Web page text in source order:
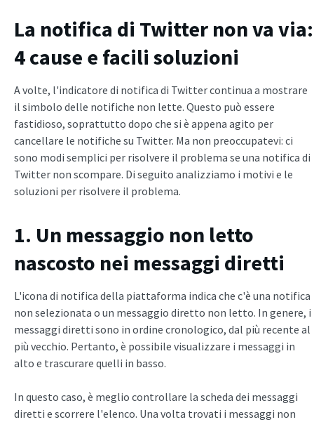
La notifica di Twitter non va via:
4 cause e facili soluzioni
A volte, l'indicatore di notifica di Twitter continua a mostrare
il simbolo delle notifiche non lette. Questo può essere
fastidioso, soprattutto dopo che si è appena agito per
cancellare le notifiche su Twitter. Ma non preoccupatevi: ci
sono modi semplici per risolvere il problema se una notifica di
Twitter non scompare. Di seguito analizziamo i motivi e le
soluzioni per risolvere il problema.
1. Un messaggio non letto
nascosto nei messaggi diretti
L'icona di notifica della piattaforma indica che c'è una notifica
non selezionata o un messaggio diretto non letto. In genere, i
messaggi diretti sono in ordine cronologico, dal più recente al
più vecchio. Pertanto, è possibile visualizzare i messaggi in
alto e trascurare quelli in basso.
In questo caso, è meglio controllare la scheda dei messaggi
diretti e scorrere l'elenco. Una volta trovati i messaggi non